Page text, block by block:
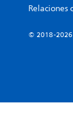
Relaciones
© 2018-2026